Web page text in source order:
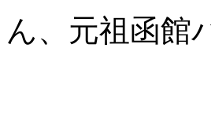
ん、元祖函